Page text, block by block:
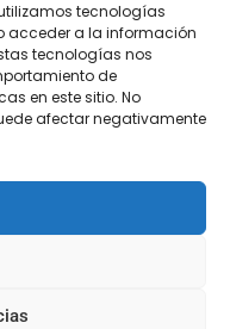
tecnologías
acceder a la información
tecnologías nos
de
en este sitio. No
afectar negativamente
Cremalleras
en tonos
azules
€2,60 - € 4,80
Seleccionar